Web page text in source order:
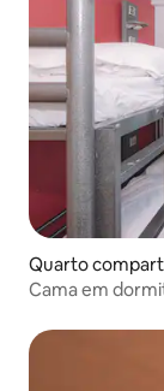
Quarto
Cama em